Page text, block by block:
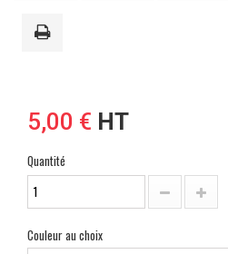
5,00 € HT
Quantité
Couleur au choix